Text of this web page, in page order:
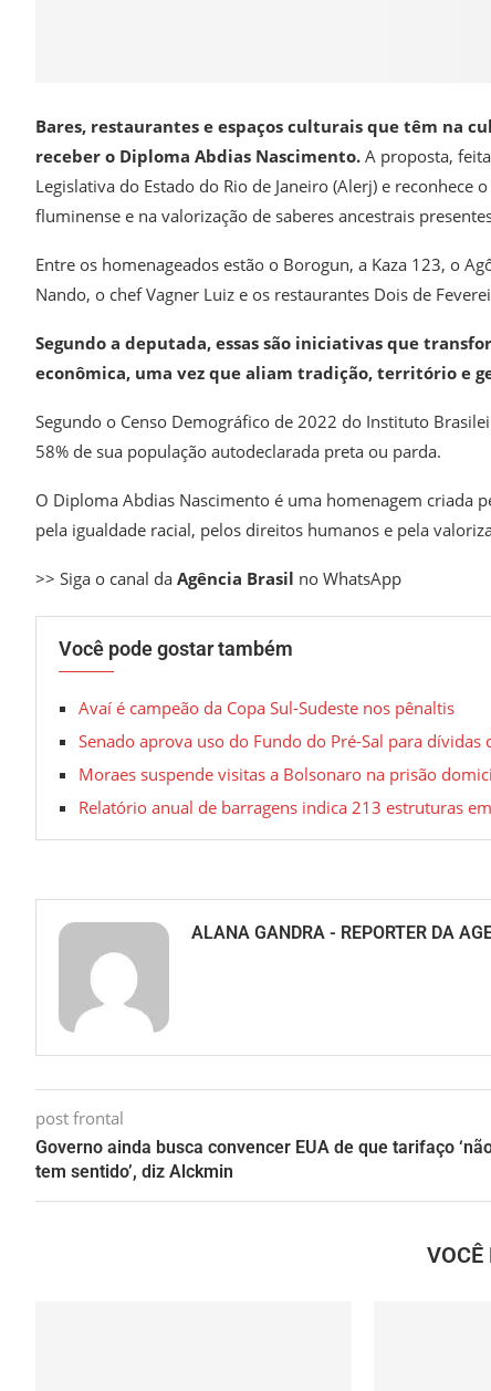
Bares, restaurantes e espaços culturais que têm na
receber o Diploma Abdias Nascimento. A proposta,
Legislativa do Estado do Rio de Janeiro (Alerj) e
fluminense e na valorização de saberes ancestrais
Entre os homenageados estão o Borogun, a Kaza 123, o
Nando, o chef Vagner Luiz e os restaurantes Dois de
Segundo a deputada, essas são iniciativas que
econômica, uma vez que aliam tradição, território e
Segundo o Censo Demográfico de 2022 do Instituto
58% de sua população autodeclarada preta ou parda.
O Diploma Abdias Nascimento é uma homenagem criada
pela igualdade racial, pelos direitos humanos e pela
>> Siga o canal da Agência Brasil no WhatsApp
Você pode gostar também
Avaí é campeão da Copa Sul-Sudeste nos pênaltis
Senado aprova uso do Fundo do Pré-Sal para dívidas
Moraes suspende visitas a Bolsonaro na prisão
Relatório anual de barragens indica 213 estruturas
ALANA GANDRA - REPORTER DA
post frontal
Governo ainda busca convencer EUA de que tarifaço
tem sentido’, diz Alckmin
VOCÊ